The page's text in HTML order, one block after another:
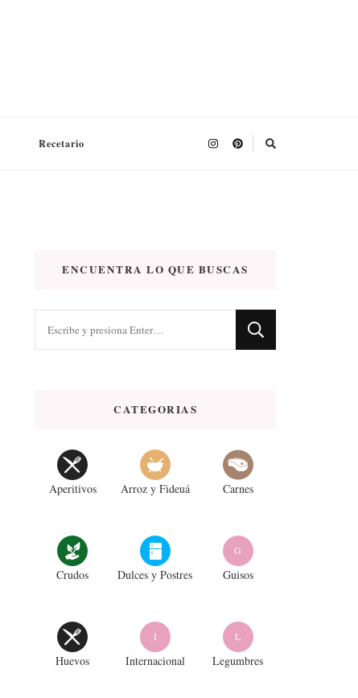
Recetario
ENCUENTRA LO QUE BUSCAS
CATEGORIAS
Aperitivos Arroz y Fideuá Carnes
Crudos Dulces y Postres
G
Guisos
Huevos
I
Internacional
L
Legumbres